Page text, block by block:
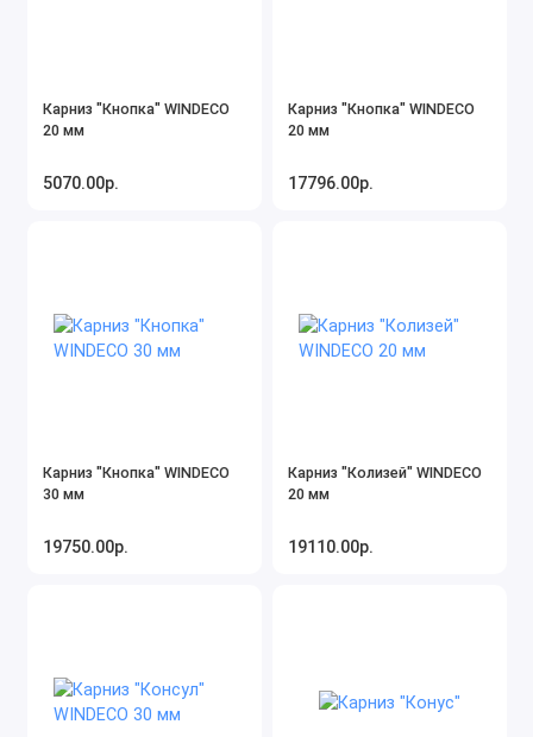
Карниз "Кнопка" WINDECO
20 мм
5070.00р.
Карниз "Кнопка" WINDECO
20 мм
17796.00р.
Карниз "Кнопка" WINDECO
30 мм
19750.00р.
Карниз "Колизей" WINDECO
20 мм
19110.00р.